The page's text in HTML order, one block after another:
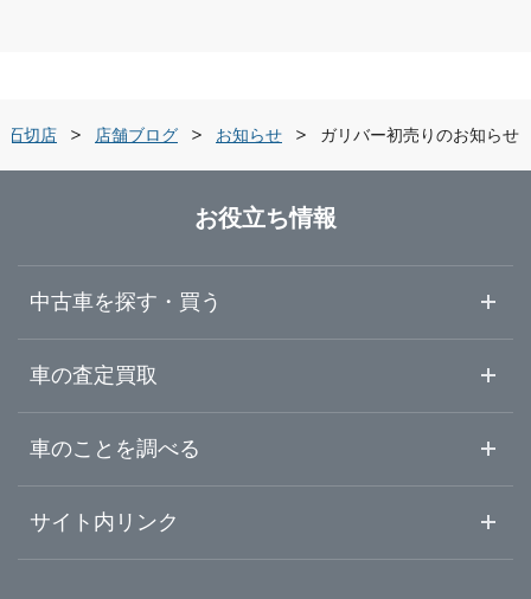
ガリバー泉北店
ガリバーときはま中百舌鳥店
ガリバー岸和田和泉店
ガリバー176号豊中店
ガリバー吹田千里丘店
岸和田市
豊中市
吹田市
奈良県
和歌山県
石切店 店舗ブログ お知らせ ガリバー初売りのお知らせ
お役立ち情報
中古車を探す・買う
中古車情報・中古車検索
初めての中古車購入ガイド
車の査定買取
車査定・車買取ならガリバー
ガリバーの査定が選ばれる理由
車のことを調べる
車初心者まとめ
サイト内リンク